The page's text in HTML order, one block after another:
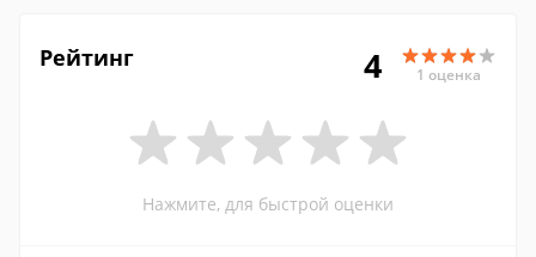
Рейтинг 4 1 оценка
Нажмите, для быстрой оценки